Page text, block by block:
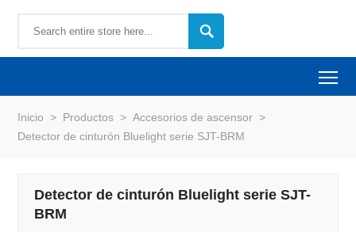

Inicio > Productos > Accesorios de ascensor >
Detector de cinturón Bluelight serie SJT-BRM
Detector de cinturón Bluelight serie SJT-
BRM